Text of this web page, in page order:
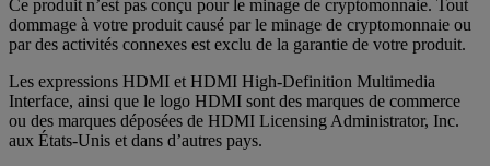
Ce produit n’est pas conçu pour le minage de cryptomonnaie. Tout
dommage à votre produit causé par le minage de cryptomonnaie ou
par des activités connexes est exclu de la garantie de votre produit.
Les expressions HDMI et HDMI High-Definition Multimedia
Interface, ainsi que le logo HDMI sont des marques de commerce
ou des marques déposées de HDMI Licensing Administrator, Inc.
aux États-Unis et dans d’autres pays.